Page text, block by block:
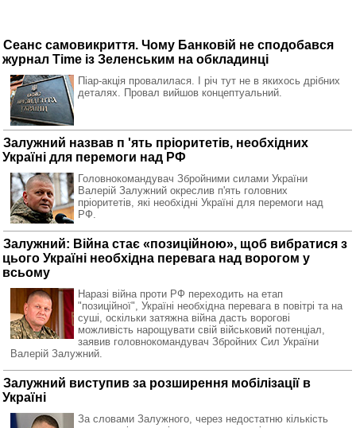
Сеанс самовикриття. Чому Банковій не сподобався
журнал Time із Зеленським на обкладинці
Піар-акція провалилася. І річ тут не в якихось дрібних
деталях. Провал вийшов концептуальний.
Залужний назвав п 'ять пріоритетів, необхідних
Україні для перемоги над РФ
Головнокомандувач Збройними силами України
Валерій Залужний окреслив п'ять головних
пріоритетів, які необхідні Україні для перемоги над
РФ.
Залужний: Війна стає «позиційною», щоб вибратися з
цього Україні необхідна перевага над ворогом у
всьому
Наразі війна проти РФ переходить на етап
"позиційної", Україні необхідна перевага в повітрі та на
суші, оскільки затяжна війна дасть ворогові
можливість нарощувати свій військовий потенціал,
заявив головнокомандувач Збройних Сил України
Валерій Залужний.
Залужний виступив за розширення мобілізації в
Україні
За словами Залужного, через недостатню кількість